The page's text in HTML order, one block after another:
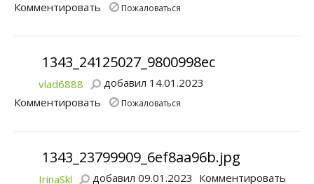
Комментировать Пожаловаться
1343_24125027_9800998ec
vlad6888
добавил 14.01.2023
Комментировать
Пожаловаться
1343_23799909_6ef8aa96b.jpg
IrinaSkl добавил 09.01.2023 Комментировать